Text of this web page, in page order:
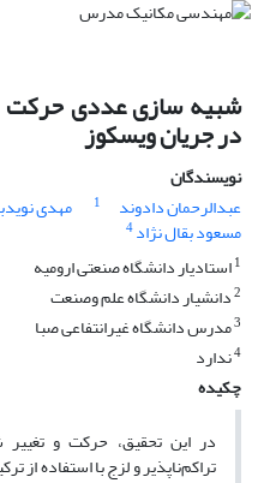
شبیه سازی عددی حرکت
در جریان ویسکوز
نویسندگان
عبدالرحمان دادوند
1 مهدی
مسعود بقال نژاد4
1استادیار دانشگاه صنعتی ارومیه
2دانشیار دانشگاه علم وصنعت
3مدرس دانشگاه غیرانتفاعی صبا
4ندارد
چکیده
در این تحقیق، حرکت و
تراکم‌ناپذیر و لزج با استفاده